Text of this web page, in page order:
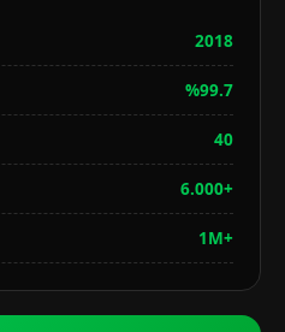
2018
%99.7
40
6.000+
1M+